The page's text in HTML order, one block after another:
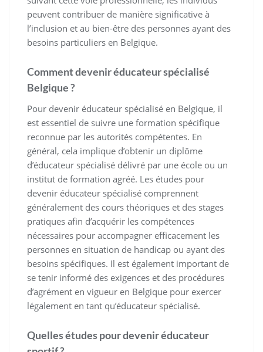
peuvent contribuer de manière significative à
l’inclusion et au bien-être des personnes ayant des
besoins particuliers en Belgique.
Comment devenir éducateur spécialisé
Belgique ?
Pour devenir éducateur spécialisé en Belgique, il
est essentiel de suivre une formation spécifique
reconnue par les autorités compétentes. En
général, cela implique d’obtenir un diplôme
d’éducateur spécialisé délivré par une école ou un
institut de formation agréé. Les études pour
devenir éducateur spécialisé comprennent
généralement des cours théoriques et des stages
pratiques afin d’acquérir les compétences
nécessaires pour accompagner efficacement les
personnes en situation de handicap ou ayant des
besoins spécifiques. Il est également important de
se tenir informé des exigences et des procédures
d’agrément en vigueur en Belgique pour exercer
légalement en tant qu’éducateur spécialisé.
Quelles études pour devenir éducateur